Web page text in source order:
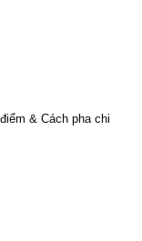
& Cách pha chi